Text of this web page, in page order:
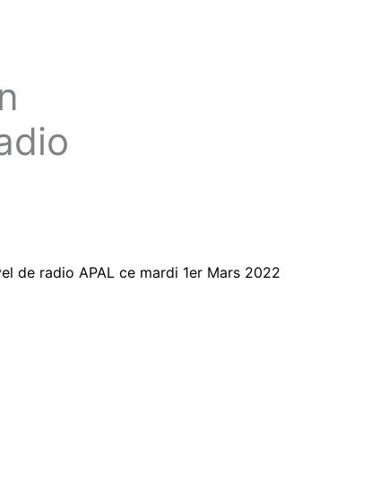
de radio APAL ce mardi 1er Mars 2022